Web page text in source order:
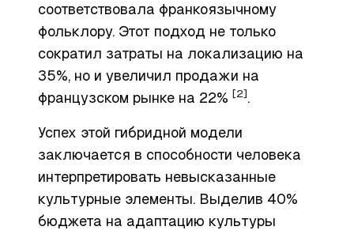
соответствовала франкоязычному
фольклору. Этот подход не только
сократил затраты на локализацию на
35%, но и увеличил продажи на
французском рынке на 22% [2] .
Успех этой гибридной модели
заключается в способности человека
интерпретировать невысказанные
культурные элементы. Выделив 40%
бюджета на адаптацию культуры